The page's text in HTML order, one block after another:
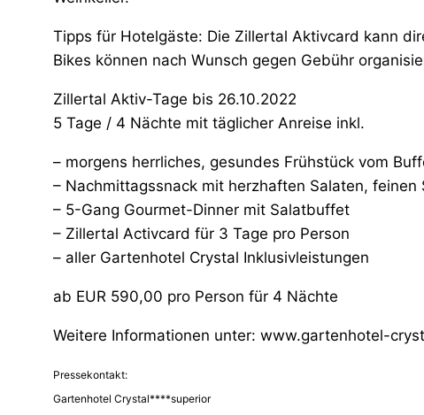
Tipps für Hotelgäste: Die Zillertal Aktivcard kann
Bikes können nach Wunsch gegen Gebühr
Zillertal Aktiv-Tage bis 26.10.2022
5 Tage / 4 Nächte mit täglicher Anreise inkl.
– morgens herrliches, gesundes Frühstück vom
– Nachmittagssnack mit herzhaften Salaten, feinen
– 5-Gang Gourmet-Dinner mit Salatbuffet
– Zillertal Activcard für 3 Tage pro Person
– aller Gartenhotel Crystal Inklusivleistungen
ab EUR 590,00 pro Person für 4 Nächte
Weitere Informationen unter: www.gartenhotel-
Pressekontakt:
Gartenhotel Crystal****superior